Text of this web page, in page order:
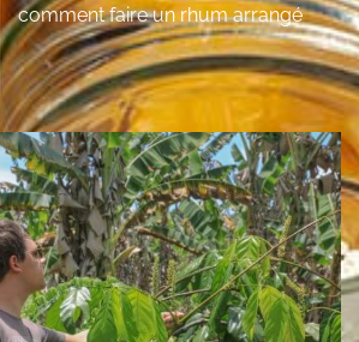
comment faire un rhum arrangé